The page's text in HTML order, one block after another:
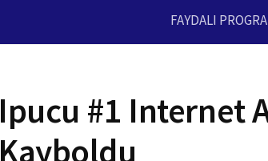
FAYDALI
Ipucu #1 Internet
Kayboldu